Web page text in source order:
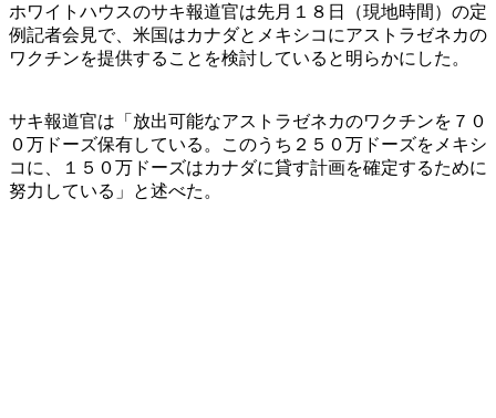
ホワイトハウスのサキ報道官は先月１８日（現地時間）の定
例記者会見で、米国はカナダとメキシコにアストラゼネカの
ワクチンを提供することを検討していると明らかにした。
サキ報道官は「放出可能なアストラゼネカのワクチンを７０
０万ドーズ保有している。このうち２５０万ドーズをメキシ
コに、１５０万ドーズはカナダに貸す計画を確定するために
努力している」と述べた。